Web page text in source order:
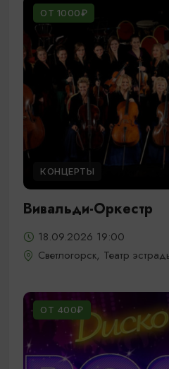
ОТ 1000₽
КОНЦЕРТЫ
Вивальди-Оркестр
18.09.2026 19:00
Светлогорск, Театр
ОТ 400₽